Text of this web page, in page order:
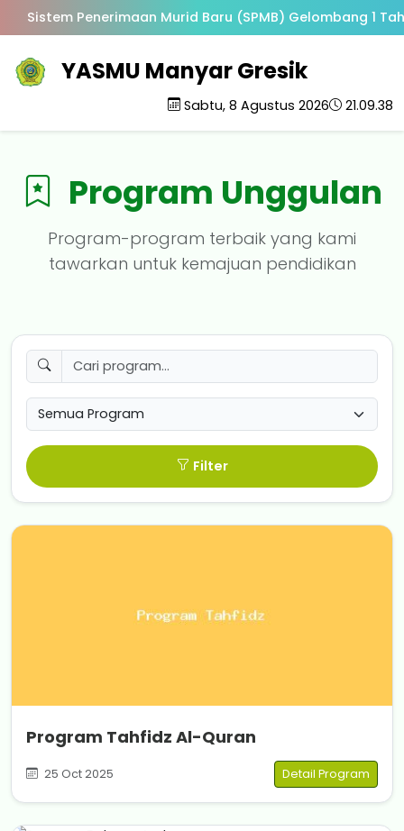
Sistem Penerimaan Murid Baru (SPMB) Gelombang 1
YASMU Manyar Gresik
Sabtu, 8 Agustus 2026 21.09.38
Program Unggulan
Program-program terbaik yang kami
tawarkan untuk kemajuan pendidikan
Filter
Program Tahfidz Al-Quran
25 Oct 2025 Detail Program